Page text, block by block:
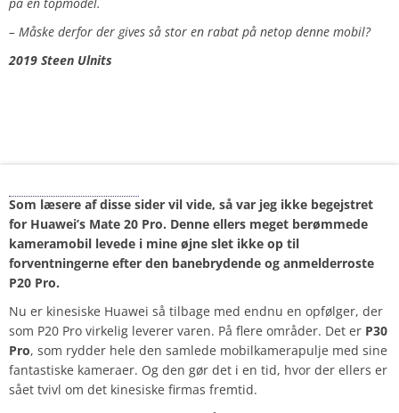
på en topmodel.
– Måske derfor der gives så stor en rabat på netop denne mobil?
2019 Steen Ulnits
Som læsere af disse sider vil vide, så var jeg ikke begejstret
for Huawei’s Mate 20 Pro. Denne ellers meget berømmede
kameramobil levede i mine øjne slet ikke op til
forventningerne efter den banebrydende og anmelderroste
P20 Pro.
Nu er kinesiske Huawei så tilbage med endnu en opfølger, der
som P20 Pro virkelig leverer varen. På flere områder. Det er P30
Pro, som rydder hele den samlede mobilkamerapulje med sine
fantastiske kameraer. Og den gør det i en tid, hvor der ellers er
sået tvivl om det kinesiske firmas fremtid.